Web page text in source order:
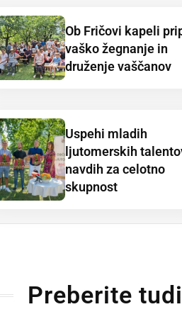
Ob Fričovi kapeli
vaško žegnanje in
druženje vaščanov
Uspehi mladih
ljutomerskih
navdih za celotno
skupnost
Preberite tudi